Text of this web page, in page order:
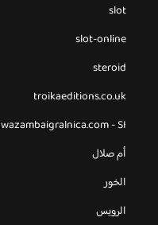
slot
slot-online
steroid
troikaeditions.co.uk
wazambaigralnica.com - SI
أم صلال
الخور
الرويس